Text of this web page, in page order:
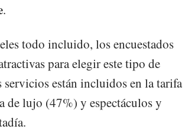
.
todo incluido, los encuestados
para elegir este tipo de
servicios están incluidos en la tarifa
de lujo (47%) y espectáculos y